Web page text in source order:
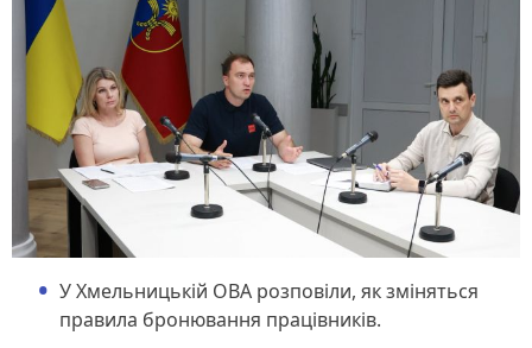
У Хмельницькій ОВА розповіли, як зміняться
правила бронювання працівників.